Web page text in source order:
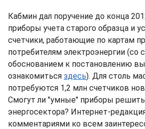
Кабмин дал поручение до конца
приборы учета старого образца и
счетчики, работающие по картам
потребителям электроэнергии (со
обоснованием к постановлению
ознакомиться здесь). Для столь
потребуются 1,2 млн счетчиков
Смогут ли "умные" приборы
энергосектора? Интернет-
комментариями ко всем